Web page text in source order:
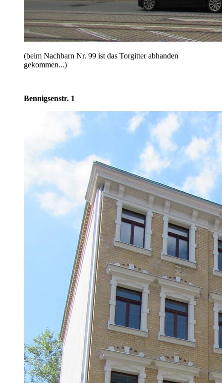
(beim Nachbarn Nr. 99 ist das Torgitter abhanden
gekommen...)
Bennigsenstr. 1